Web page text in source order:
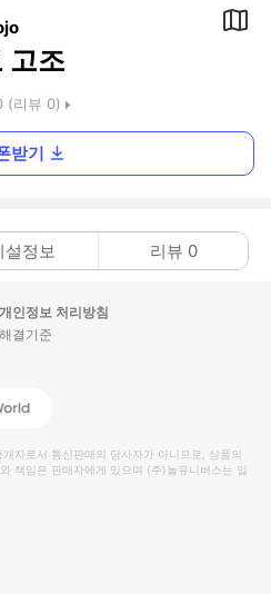
고조
(리뷰 0)
받기
설정보 리뷰 0
개인정보 처리방침
결기준
Global
자로서 통신판매의 당사자가 아니므로, 상품의
책임은 판매자에게 있으며 (주)놀유니버스는 일